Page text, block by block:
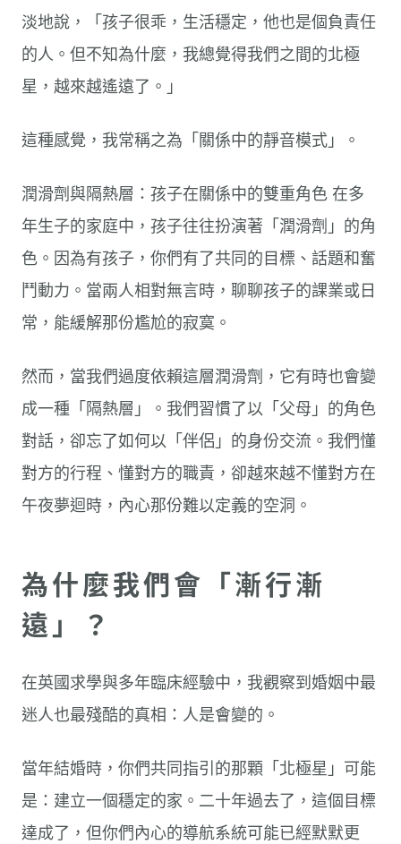
淡地說，「孩子很乖，生活穩定，他也是個負責任
的人。但不知為什麼，我總覺得我們之間的北極
星，越來越遙遠了。」
這種感覺，我常稱之為「關係中的靜音模式」。
潤滑劑與隔熱層：孩子在關係中的雙重角色 在多
年生子的家庭中，孩子往往扮演著「潤滑劑」的角
色。因為有孩子，你們有了共同的目標、話題和奮
鬥動力。當兩人相對無言時，聊聊孩子的課業或日
常，能緩解那份尷尬的寂寞。
然而，當我們過度依賴這層潤滑劑，它有時也會變
成一種「隔熱層」。我們習慣了以「父母」的角色
對話，卻忘了如何以「伴侶」的身份交流。我們懂
對方的行程、懂對方的職責，卻越來越不懂對方在
午夜夢迴時，內心那份難以定義的空洞。
為什麼我們會「漸行漸
遠」？
在英國求學與多年臨床經驗中，我觀察到婚姻中最
迷人也最殘酷的真相：人是會變的。
當年結婚時，你們共同指引的那顆「北極星」可能
是：建立一個穩定的家。二十年過去了，這個目標
達成了，但你們內心的導航系統可能已經默默更